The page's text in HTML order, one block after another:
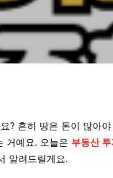
? 흔히 땅은 돈이 많아
거예요. 오늘은 부동산
알려드릴게요.